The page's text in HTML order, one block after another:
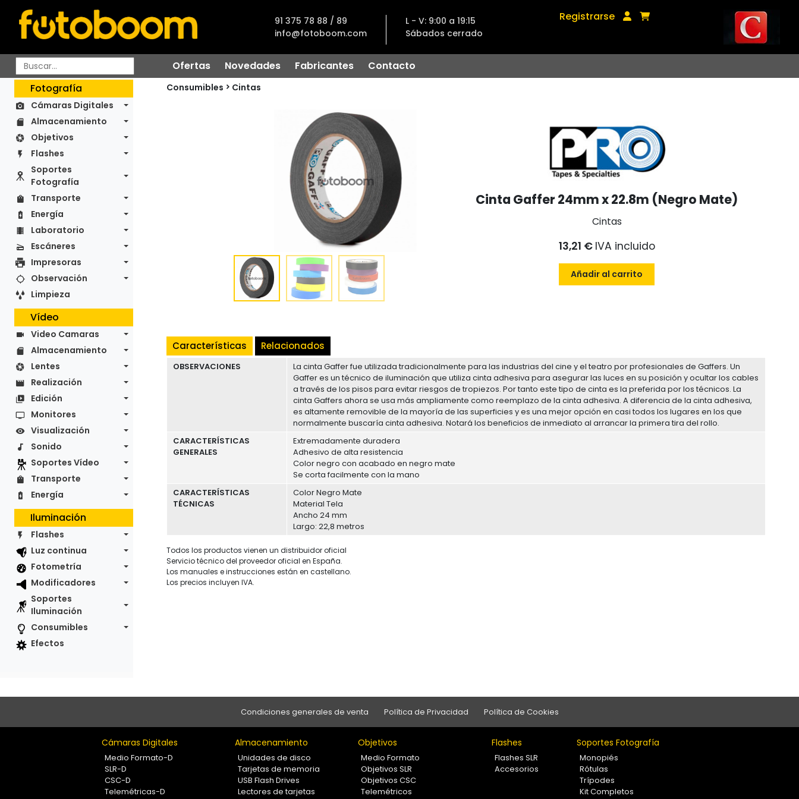
91 375 78 88 / 89
info@fotoboom.com
L - V: 9:00 a 19:15
Sábados cerrado
Registrarse
Ofertas Novedades Fabricantes
Contacto
Fotografía
Cámaras Digitales
Almacenamiento
Objetivos
Flashes
Soportes
Fotografía
Transporte
Energía
Laboratorio
Escáneres
Impresoras
Observación
Limpieza
Vídeo
Video Camaras
Almacenamiento
Lentes
Realización
Edición
Monitores
Visualización
Sonido
Soportes Vídeo
Transporte
Energía
Iluminación
Flashes
Luz continua
Fotometría
Modificadores
Soportes
Iluminación
Consumibles
Efectos
Consumibles Cintas
Cinta Gaffer 24mm x 22.8m (Negro Mate)
Cintas
13,21 € IVA incluido
Añadir al carrito
Características Relacionados
OBSERVACIONES
La cinta Gaffer fue utilizada tradicionalmente para las industrias del cine y el teatro por profesionales de Gaffers. Un
Gaffer es un técnico de iluminación que utiliza cinta adhesiva para asegurar las luces en su posición y ocultar los cables
a través de los pisos para evitar riesgos de tropiezos. Por tanto este tipo de cinta es la preferida por los técnicos. La
cinta Gaffers ahora se usa más ampliamente como reemplazo de la cinta adhesiva. A diferencia de la cinta adhesiva,
es altamente removible de la mayoría de las superficies y es una mejor opción en casi todos los lugares en los que
normalmente buscaría cinta adhesiva. Notará los beneficios de inmediato al arrancar la primera tira del rollo.
CARACTERÍSTICAS
GENERALES
Extremadamente duradera
Adhesivo de alta resistencia
Color negro con acabado en negro mate
Se corta facilmente con la mano
CARACTERÍSTICAS
TÉCNICAS
Color Negro Mate
Material Tela
Ancho 24 mm
Largo: 22,8 metros
Todos los productos vienen un distribuidor oficial
Servicio técnico del proveedor oficial en España.
Los manuales e instrucciones están en castellano.
Los precios incluyen IVA.
Condiciones generales de venta Política de Privacidad Política de Cookies
Cámaras Digitales
Medio Formato-D
SLR-D
CSC-D
Telemétricas-D
Almacenamiento
Unidades de disco
Tarjetas de memoria
USB Flash Drives
Lectores de tarjetas
Objetivos
Medio Formato
Objetivos SLR
Objetivos CSC
Telemétricos
Flashes
Flashes SLR
Accesorios
Soportes Fotografía
Monopiés
Rótulas
Trípodes
Kit Completos